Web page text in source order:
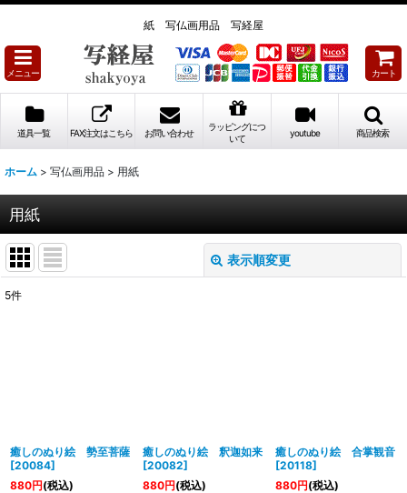
紙 写仏画用品 写経屋
メニュー カート
道具一覧 FAX注文はこちら お問い合わせ
ラッピングにつ
いて
youtube 商品検索
ホーム > 写仏画用品 > 用紙
用紙
表示順変更
5件
癒しのぬり絵 勢至菩薩
[20084]
880円(税込)
癒しのぬり絵 釈迦如来
[20082]
880円(税込)
癒しのぬり絵 合掌観音
[20118]
880円(税込)